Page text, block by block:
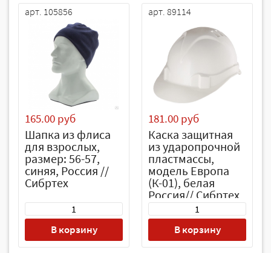
арт. 105856
165.00 руб
Шапка из флиса
для взрослых,
размер: 56-57,
синяя, Россия //
Сибртех
В корзину
арт. 89114
181.00 руб
Каска защитная
из ударопрочной
пластмассы,
модель Европа
(К-01), белая
Россия// Сибртех
В корзину